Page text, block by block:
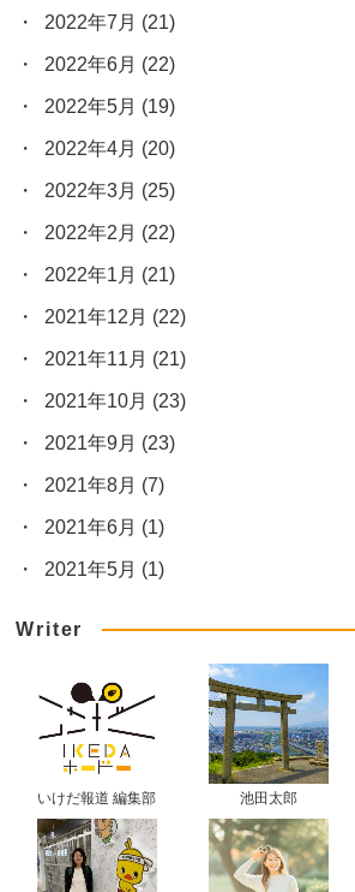
2022年7月 (21)
2022年6月 (22)
2022年5月 (19)
2022年4月 (20)
2022年3月 (25)
2022年2月 (22)
2022年1月 (21)
2021年12月 (22)
2021年11月 (21)
2021年10月 (23)
2021年9月 (23)
2021年8月 (7)
2021年6月 (1)
2021年5月 (1)
Writer
いけだ報道 編集部 池田太郎